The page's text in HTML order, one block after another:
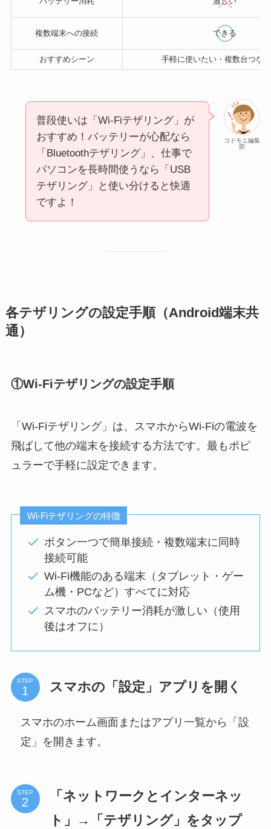
複数端末への接続 できる
おすすめシーン 手軽に使いたい・複数台つな
コドモニ編集
部
普段使いは「Wi-Fiテザリング」が
おすすめ！バッテリーが心配なら
「Bluetoothテザリング」、仕事で
パソコンを長時間使うなら「USB
テザリング」と使い分けると快適
ですよ！
各テザリングの設定手順（Android端末共
通）
①Wi-Fiテザリングの設定手順
「Wi-Fiテザリング」は、スマホからWi-Fiの電波を
飛ばして他の端末を接続する方法です。最もポピ
ュラーで手軽に設定できます。
Wi-Fiテザリングの特徴
ボタン一つで簡単接続・複数端末に同時
接続可能
Wi-Fi機能のある端末（タブレット・ゲー
ム機・PCなど）すべてに対応
スマホのバッテリー消耗が激しい（使用
後はオフに）
STEP スマホの「設定」アプリを開く
スマホのホーム画面またはアプリ一覧から「設
定」を開きます。
STEP
「ネットワークとインターネッ
ト」→「テザリング」をタップ